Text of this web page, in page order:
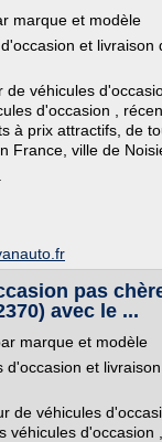
marque et modèle
et livraison
de véhicules
d'occasion ,
à prix attractifs, de
France, ville de
pas
avec le ...
marque et modèle
d'occasion et
de véhicules
véhicules d'occasion